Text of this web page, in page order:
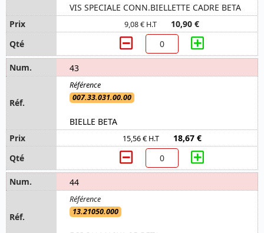
VIS SPECIALE CONN.BIELLETTE CADRE BETA
9,08 € H.T 10,90 €
43
007.33.031.00.00
BIELLE BETA
15,56 € H.T 18,67 €
44
13.21050.000